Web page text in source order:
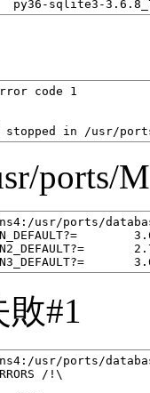
code 1
ports/
usr/ports/
敗#1
usr/ports/
/!\